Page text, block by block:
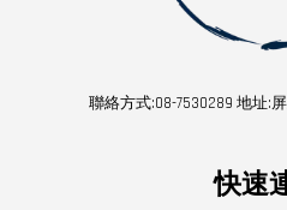
聯絡方式:08-7530289 地址:
快速